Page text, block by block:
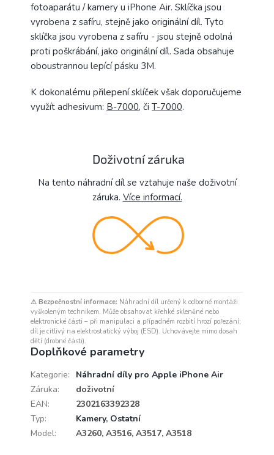
fotoaparátu / kamery u iPhone Air. Sklíčka jsou
vyrobena z safíru, stejně jako originální díl. Tyto
sklíčka jsou vyrobena z safíru - jsou stejně odolná
proti poškrábání, jako originální díl. Sada obsahuje
oboustrannou lepící pásku 3M.
K dokonalému přilepení sklíček však doporučujeme
využít adhesivum: B-7000, či T-7000.
Doživotní záruka
Na tento náhradní díl se vztahuje naše doživotní
záruka. Více informací.
⚠ Bezpečnostní informace: Náhradní díl určený k odborné montáži
vyškoleným technikem. Může obsahovat křehké skleněné nebo
elektronické části – při manipulaci a případném rozbití hrozí pořezání;
díl je citlivý na elektrostatický výboj (ESD). Uchovávejte mimo dosah
dětí (drobné části).
Doplňkové parametry
Kategorie:
Náhradní díly pro Apple iPhone Air
Záruka:
doživotní
EAN:
2302163392328
Typ: Kamery, Ostatní
Model: A3260, A3516, A3517, A3518